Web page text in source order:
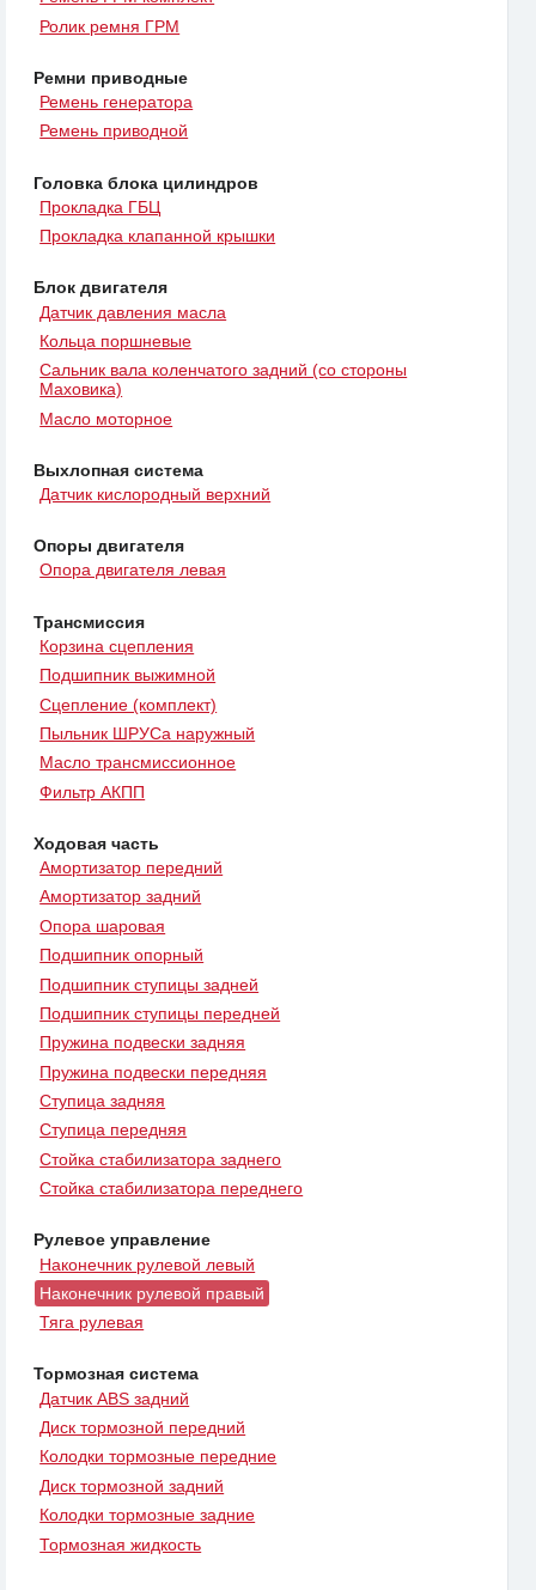
Ролик ремня ГРМ
Ремни приводные
Ремень генератора
Ремень приводной
Головка блока цилиндров
Прокладка ГБЦ
Прокладка клапанной крышки
Блок двигателя
Датчик давления масла
Кольца поршневые
Сальник вала коленчатого задний (со стороны
Маховика)
Масло моторное
Выхлопная система
Датчик кислородный верхний
Опоры двигателя
Опора двигателя левая
Трансмиссия
Корзина сцепления
Подшипник выжимной
Сцепление (комплект)
Пыльник ШРУСа наружный
Масло трансмиссионное
Фильтр АКПП
Ходовая часть
Амортизатор передний
Амортизатор задний
Опора шаровая
Подшипник опорный
Подшипник ступицы задней
Подшипник ступицы передней
Пружина подвески задняя
Пружина подвески передняя
Ступица задняя
Ступица передняя
Стойка стабилизатора заднего
Стойка стабилизатора переднего
Рулевое управление
Наконечник рулевой левый
Наконечник рулевой правый
Тяга рулевая
Тормозная система
Датчик ABS задний
Диск тормозной передний
Колодки тормозные передние
Диск тормозной задний
Колодки тормозные задние
Тормозная жидкость